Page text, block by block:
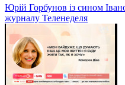
Юрій Горбунов із сином
журналу Теленеделя